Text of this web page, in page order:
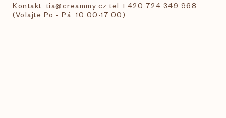
Kontakt: tia@creammy.cz tel:+420 724 349 968
(Volajte Po - Pá: 10:00-17:00)